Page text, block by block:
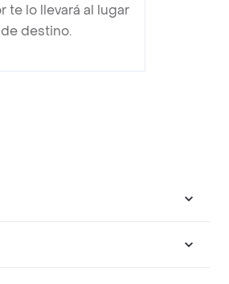
te lo llevará al lugar
de destino.